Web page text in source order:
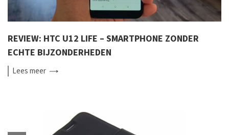
REVIEW: HTC U12 LIFE – SMARTPHONE ZONDER
ECHTE BIJZONDERHEDEN
Leesmeer